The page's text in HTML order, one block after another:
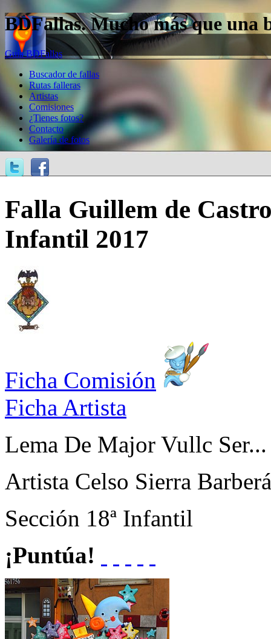
BDFallas. Mucho más que una
Guía BDFallas
Buscador de fallas
Rutas falleras
Artistas
Comisiones
¿Tienes fotos?
Contacto
Galería de fotos
Falla Guillem de
Infantil 2017
Ficha Comisión
Ficha Artista
Lema De Major Vullc
Artista Celso Sierra
Sección 18ª Infantil
¡Puntúa!